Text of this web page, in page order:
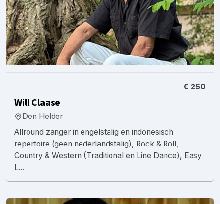
€ 250
Will Claase
Den Helder
Allround zanger in engelstalig en indonesisch
repertoire (geen nederlandstalig), Rock & Roll,
Country & Western (Traditional en Line Dance), Easy
L...